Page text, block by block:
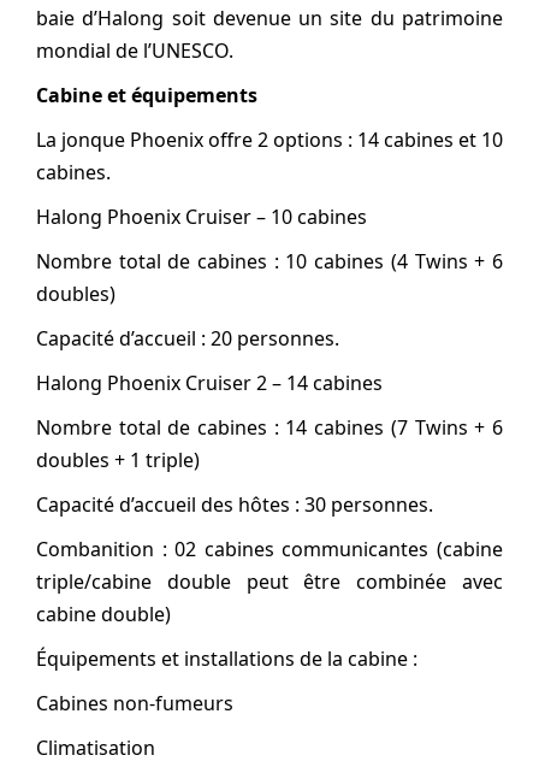
baie d’Halong soit devenue un site du patrimoine
mondial de l’UNESCO.
Cabine et équipements
La jonque Phoenix offre 2 options : 14 cabines et 10
cabines.
Halong Phoenix Cruiser – 10 cabines
Nombre total de cabines : 10 cabines (4 Twins + 6
doubles)
Capacité d’accueil : 20 personnes.
Halong Phoenix Cruiser 2 – 14 cabines
Nombre total de cabines : 14 cabines (7 Twins + 6
doubles + 1 triple)
Capacité d’accueil des hôtes : 30 personnes.
Combanition : 02 cabines communicantes (cabine
triple/cabine double peut être combinée avec
cabine double)
Équipements et installations de la cabine :
Cabines non-fumeurs
Climatisation